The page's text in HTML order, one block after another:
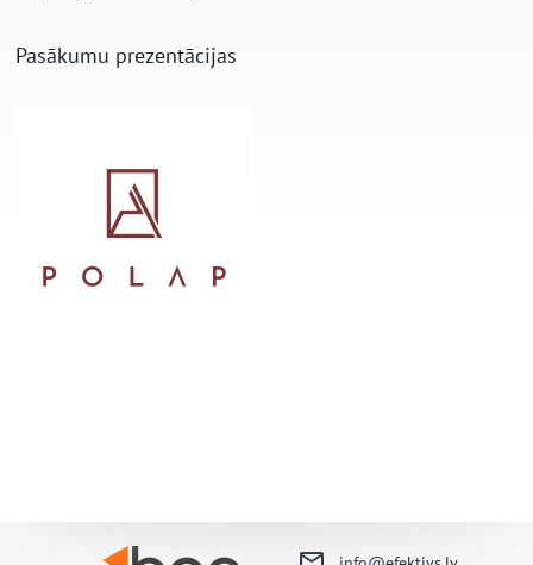
Pasākumu prezentācijas